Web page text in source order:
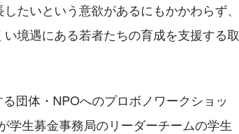
たいという意欲があるにもかかわらず、
境遇にある若者たちの育成を支援する取
団体・NPOへのプロボノワークショッ
学生募金事務局のリーダーチームの学生